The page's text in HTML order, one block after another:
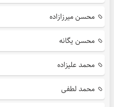
محسن میرزازاده
محسن یگانه
محمد علیزاده
محمد لطفی